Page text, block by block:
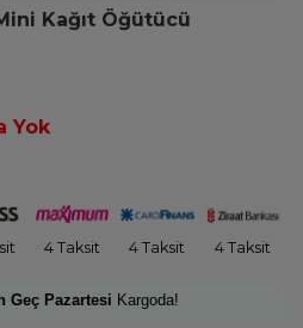
Kağıt Öğütücü
Yok
4 Taksit 4 Taksit 4 Taksit
Geç Pazartesi Kargoda!